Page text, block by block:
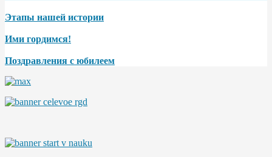
Этапы нашей истории
Ими гордимся!
Поздравления с юбилеем